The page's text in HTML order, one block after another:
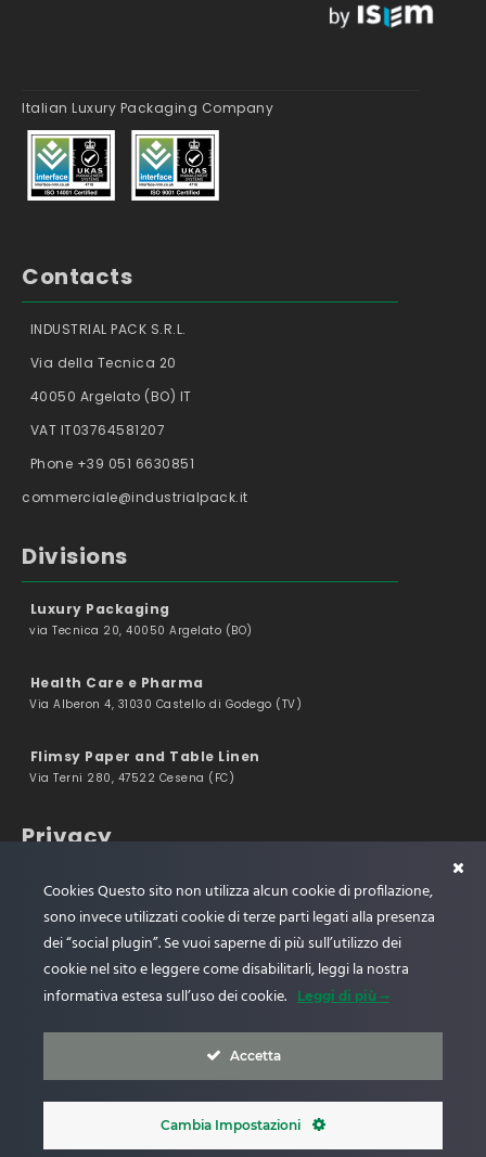
Italian Luxury Packaging Company
Contacts
INDUSTRIAL PACK S.R.L.
Via della Tecnica 20
40050 Argelato (BO) IT
VAT IT03764581207
Phone +39 051 6630851
commerciale@industrialpack.it
Divisions
Luxury Packaging
via Tecnica 20, 40050 Argelato (BO)
Health Care e Pharma
Via Alberon 4, 31030 Castello di Godego (TV)
Flimsy Paper and Table Linen
Via Terni 280, 47522 Cesena (FC)
Privacy
Privacy Policy
Web Privacy Policy
Company
Code of Ethics
Policy Quality/Environment System
Cookies Questo sito non utilizza alcun cookie di profilazione,
sono invece utilizzati cookie di terze parti legati alla presenza
dei “social plugin”. Se vuoi saperne di più sull’utilizzo dei
cookie nel sito e leggere come disabilitarli, leggi la nostra
informativa estesa sull’uso dei cookie.
Leggi di più
Accetta
Cambia Impostazioni